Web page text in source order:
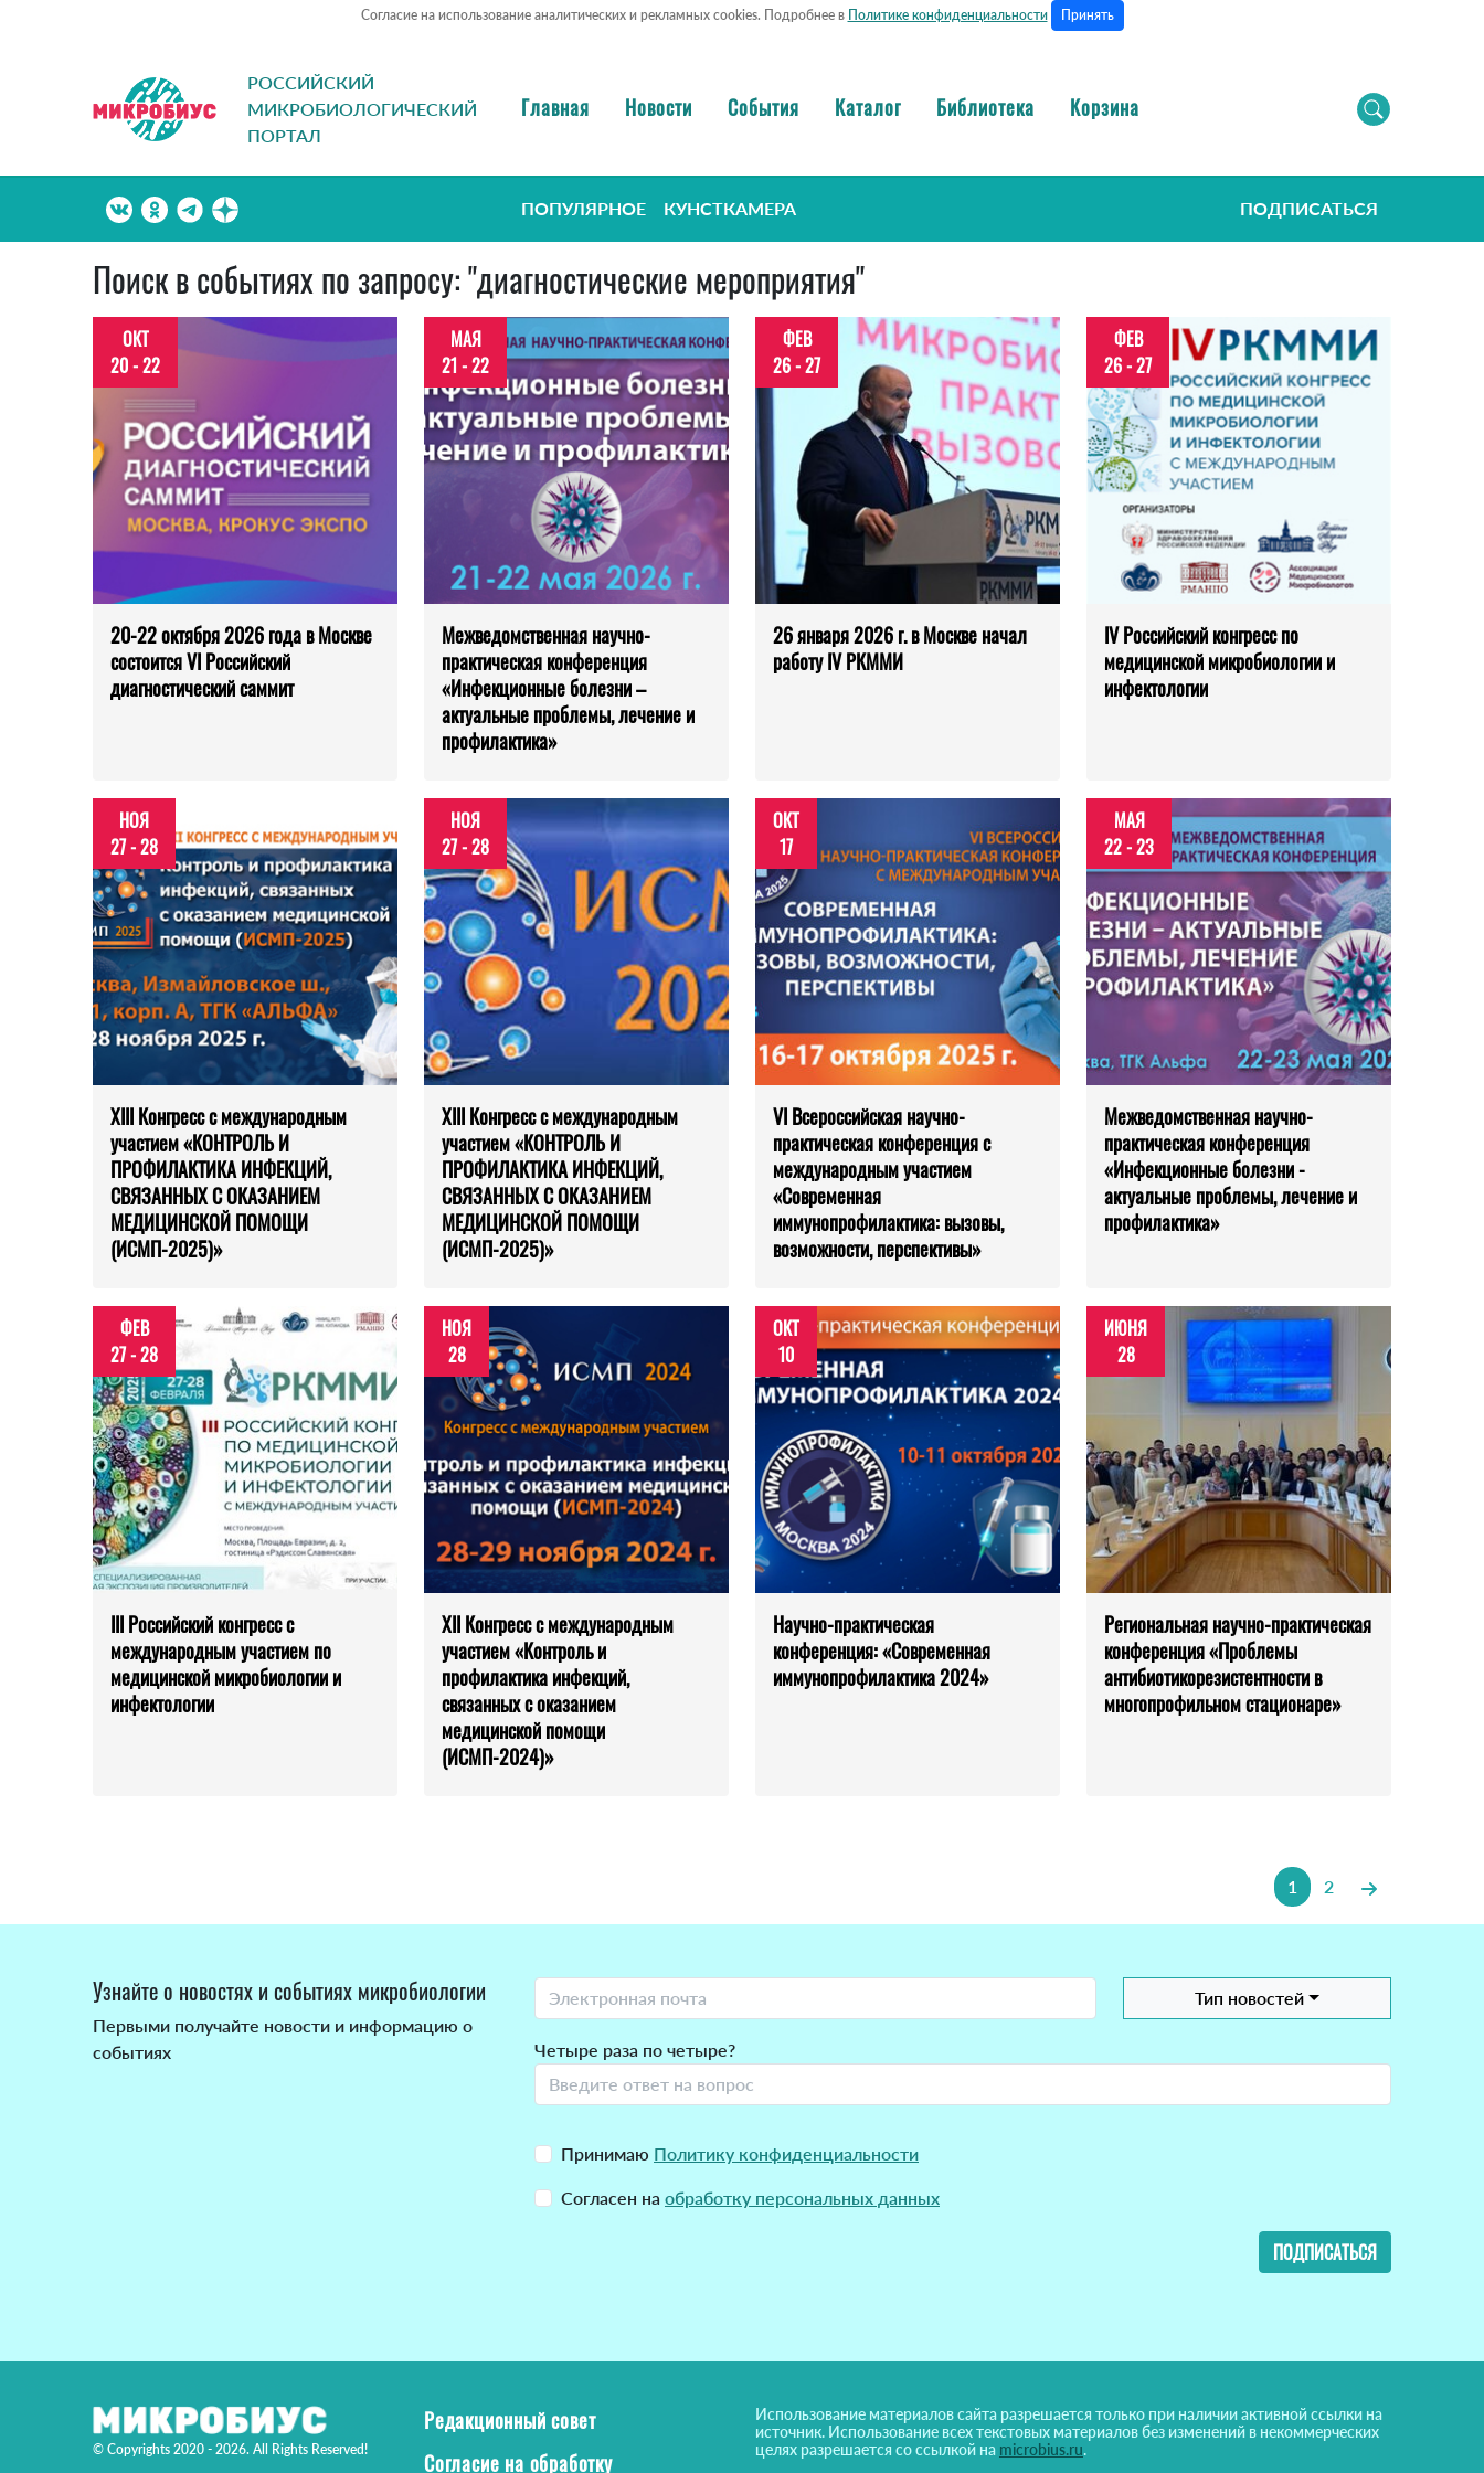
Согласие на использование аналитических и рекламных cookies. Подробнее в Политике конфиденциальности Принять
РОССИЙСКИЙ
МИКРОБИОЛОГИЧЕСКИЙ
ПОРТАЛ
Главная Новости События Каталог Библиотека Корзина
ПОПУЛЯРНОЕ КУНСТКАМЕРА ПОДПИСАТЬСЯ
Поиск в событиях по запросу: "диагностические мероприятия"
ОКТ
20 - 22
20-22 октября 2026 года в Москве
состоится VI Российский
диагностический саммит
МАЯ
21 - 22
Межведомственная научно-
практическая конференция
«Инфекционные болезни –
актуальные проблемы, лечение и
профилактика»
ФЕВ
26 - 27
26 января 2026 г. в Москве начал
работу IV РКММИ
ФЕВ
26 - 27
IV Российский конгресс по
медицинской микробиологии и
инфектологии
НОЯ
27 - 28
XIII Конгресс с международным
участием «КОНТРОЛЬ И
ПРОФИЛАКТИКА ИНФЕКЦИЙ,
СВЯЗАННЫХ С ОКАЗАНИЕМ
МЕДИЦИНСКОЙ ПОМОЩИ
(ИСМП-2025)»
НОЯ
27 - 28
XIII Конгресс с международным
участием «КОНТРОЛЬ И
ПРОФИЛАКТИКА ИНФЕКЦИЙ,
СВЯЗАННЫХ С ОКАЗАНИЕМ
МЕДИЦИНСКОЙ ПОМОЩИ
(ИСМП-2025)»
ОКТ
17
VI Всероссийская научно­
практическая конференция с
международным участием
«Современная
иммунопрофилактика: вызовы,
возможности, перспективы»
МАЯ
22 - 23
Межведомственная научно-
практическая конференция
«Инфекционные болезни -
актуальные проблемы, лечение и
профилактика»
ФЕВ
27 - 28
III Российский конгресс с
международным участием по
медицинской микробиологии и
инфектологии
НОЯ
28
XII Конгресс с международным
участием «Контроль и
профилактика инфекций,
связанных с оказанием
медицинской помощи
(ИСМП-2024)»
ОКТ
10
Научно-практическая
конференция: «Современная
иммунопрофилактика 2024»
ИЮНЯ
28
Региональная научно-практическая
конференция «Проблемы
антибиотикорезистентности в
многопрофильном стационаре»
1 2
Узнайте о новостях и событиях микробиологии
Первыми получайте новости и информацию о
событиях
Тип новостей
Четыре раза по четыре?
Принимаю Политику конфиденциальности
Согласен на обработку персональных данных
ПОДПИСАТЬСЯ
© Copyrights 2020 - 2026. All Rights Reserved!
Редакционный совет
Согласие на обработку
Использование материалов сайта разрешается только при наличии активной ссылки на
источник. Использование всех текстовых материалов без изменений в некоммерческих
целях разрешается со ссылкой на microbius.ru.